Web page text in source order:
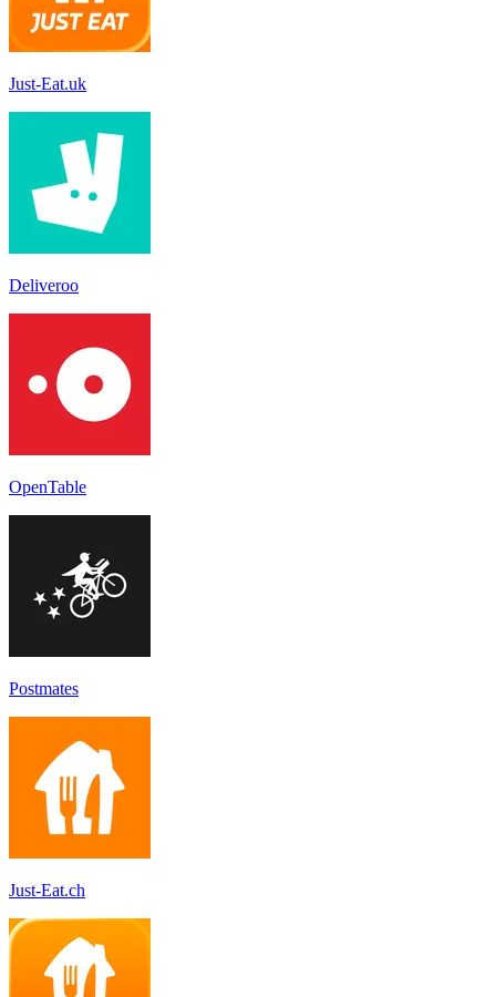
Just-Eat.uk
Deliveroo
OpenTable
Postmates
Just-Eat.ch